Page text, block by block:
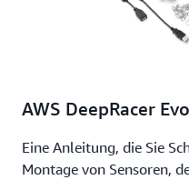
AWS DeepRacer
Eine Anleitung, die Sie
Montage von Sensoren,